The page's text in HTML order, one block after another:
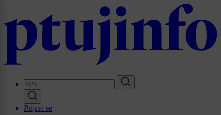
main
Prijavi se